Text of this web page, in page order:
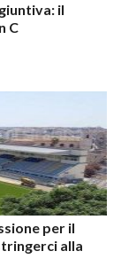
il
C
per il
alla